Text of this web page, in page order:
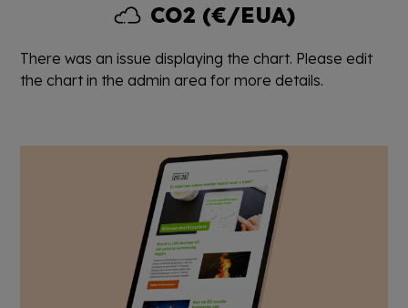
CO2 (€/EUA)
There was an issue displaying the chart. Please edit
the chart in the admin area for more details.